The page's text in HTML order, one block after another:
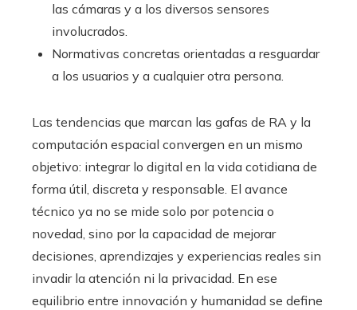
las cámaras y a los diversos sensores
involucrados.
Normativas concretas orientadas a resguardar
a los usuarios y a cualquier otra persona.
Las tendencias que marcan las gafas de RA y la
computación espacial convergen en un mismo
objetivo: integrar lo digital en la vida cotidiana de
forma útil, discreta y responsable. El avance
técnico ya no se mide solo por potencia o
novedad, sino por la capacidad de mejorar
decisiones, aprendizajes y experiencias reales sin
invadir la atención ni la privacidad. En ese
equilibrio entre innovación y humanidad se define